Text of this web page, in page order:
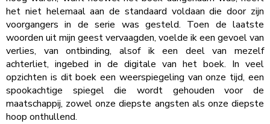
het niet helemaal aan de standaard voldaan die door zijn
voorgangers in de serie was gesteld. Toen de laatste
woorden uit mijn geest vervaagden, voelde ik een gevoel van
verlies, van ontbinding, alsof ik een deel van mezelf
achterliet, ingebed in de digitale van het boek. In veel
opzichten is dit boek een weerspiegeling van onze tijd, een
spookachtige spiegel die wordt gehouden voor de
maatschappij, zowel onze diepste angsten als onze diepste
hoop onthullend.